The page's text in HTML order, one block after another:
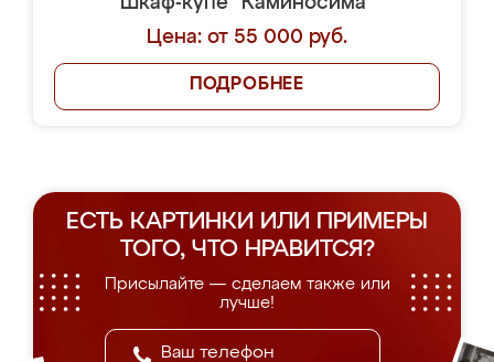
Цена: от 55 000 руб.
ПОДРОБНЕЕ
ЕСТЬ КАРТИНКИ ИЛИ ПРИМЕРЫ
ТОГО, ЧТО НРАВИТСЯ?
Присылайте — сделаем также или
лучше!